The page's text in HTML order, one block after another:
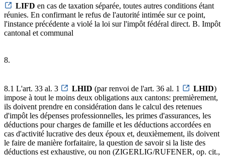
LIFD en cas de taxation séparée, toutes autres conditions étant
réunies. En confirmant le refus de l'autorité intimée sur ce point,
l'instance précédente a violé la loi sur l'impôt fédéral direct. B. Impôt
cantonal et communal
8.
8.1 L'art. 33 al. 3 LHID (par renvoi de l'art. 36 al. 1 LHID)
impose à tout le moins deux obligations aux cantons: premièrement,
ils doivent prendre en considération dans le calcul des retenues
d'impôt les dépenses professionnelles, les primes d'assurances, les
déductions pour charges de famille et les déductions accordées en
cas d'activité lucrative des deux époux et, deuxièmement, ils doivent
le faire de manière forfaitaire, la question de savoir si la liste des
déductions est exhaustive, ou non (ZIGERLIG/RUFENER, op. cit.,